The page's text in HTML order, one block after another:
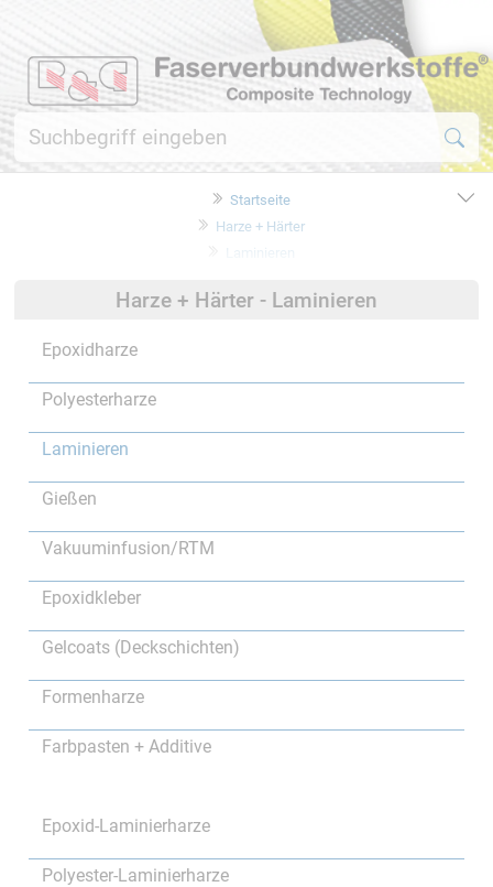
Startseite
Harze + Härter
Harze + Härter - Laminieren
Epoxidharze
Polyesterharze
Laminieren
Gießen
Vakuuminfusion/RTM
Epoxidkleber
Gelcoats (Deckschichten)
Formenharze
Farbpasten + Additive
Epoxid-Laminierharze
Polyester-Laminierharze